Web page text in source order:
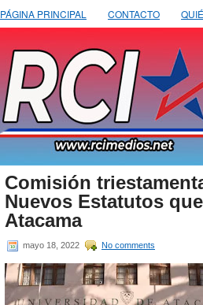
PÁGINA PRINCIPAL CONTACTO
Comisión
Nuevos Estatutos
Atacama
mayo 18, 2022 No comments